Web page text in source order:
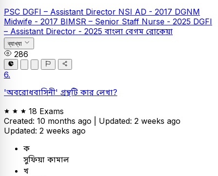
PSC DGFI – Assistant Director NSI AD - 2017 DGNM
Midwife - 2017 BIMSR – Senior Staff Nurse - 2025 DGFI
– Assistant Director - 2025 বাংলা বেগম রোকেয়া
ব্যাখ্যা
286
6.
'অবরোধবাসিনী' গ্রন্থটি কার লেখা?
18 Exams
Created: 10 months ago | Updated: 2 weeks ago
Updated: 2 weeks ago
ক
সুফিয়া কামাল
খ